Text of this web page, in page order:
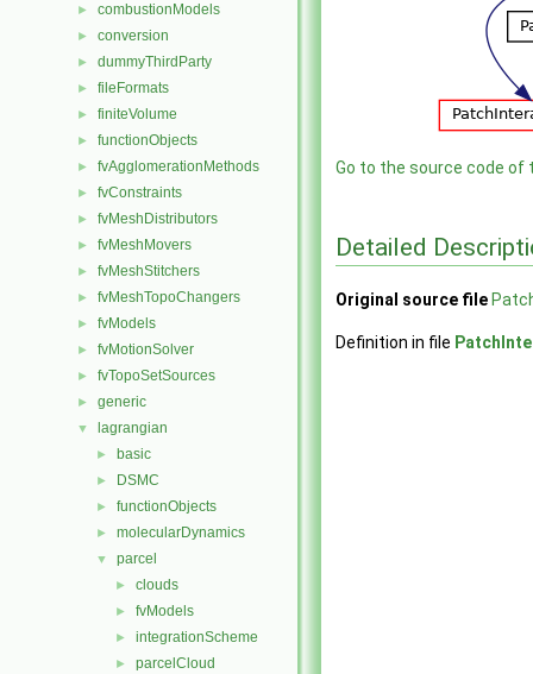
► combustionModels
► conversion
► dummyThirdParty
► fileFormats
► finiteVolume
► functionObjects
► fvAgglomerationMethods
► fvConstraints
► fvMeshDistributors
► fvMeshMovers
► fvMeshStitchers
► fvMeshTopoChangers
► fvModels
► fvMotionSolver
► fvTopoSetSources
► generic
▼ lagrangian
► basic
► DSMC
► functionObjects
► molecularDynamics
▼ parcel
► clouds
► fvModels
► integrationScheme
► parcelCloud
Go to the source code of
Detailed
Original source file
Definition in file